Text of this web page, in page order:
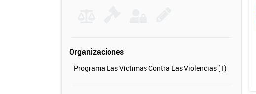
Organizaciones
Programa Las Víctimas Contra Las Violencias (1)